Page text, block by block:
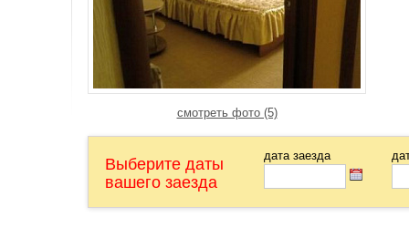
смотреть фото (5)
Выберите даты
вашего заезда
дата заезда